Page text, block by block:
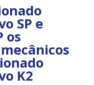
SP e
os
K2